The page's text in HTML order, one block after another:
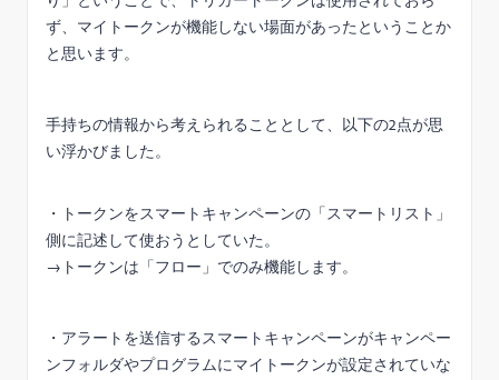
ず、マイトークンが機能しない場面があったということか
と思います。
手持ちの情報から考えられることとして、以下の2点が思
い浮かびました。
・トークンをスマートキャンペーンの「スマートリスト」
側に記述して使おうとしていた。
→トークンは「フロー」でのみ機能します。
・アラートを送信するスマートキャンペーンがキャンペー
ンフォルダやプログラムにマイトークンが設定されていな